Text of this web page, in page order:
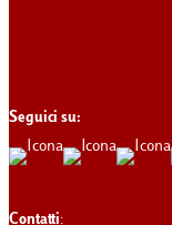
Seguici su:
Contatti: